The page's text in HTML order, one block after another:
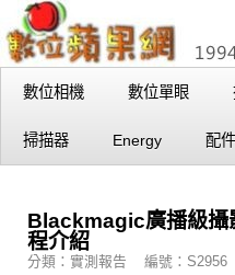
數位相機 數位單眼
掃描器 Energy 配件
Blackmagic廣播級
程介紹
分類：實測報告 編號：S2956